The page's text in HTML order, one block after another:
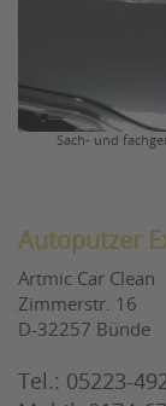
Sach- und
Autoputzer
Artmic Car Clean
Zimmerstr. 16
D-32257 Bünde
Tel.: 05223-